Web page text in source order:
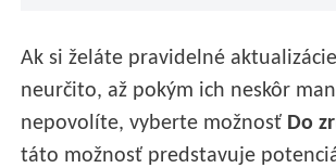
Ak si želáte pravidelné
neurčito, až pokým ich neskôr
nepovolíte, vyberte možnosť Do
táto možnosť predstavuje